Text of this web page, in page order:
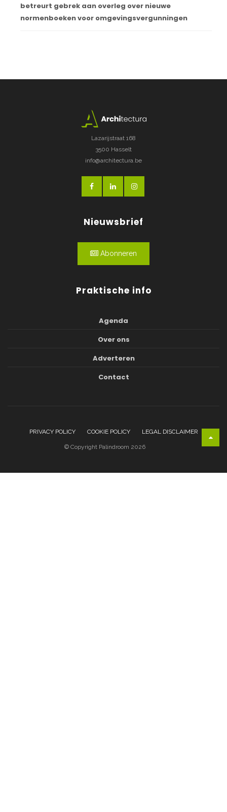
betreurt gebrek aan overleg over nieuwe
normenboeken voor omgevingsvergunningen
Lazarijstraat 168
3500 Hasselt
info@architectura.be
Nieuwsbrief
Abonneren
Praktische info
Agenda
Over ons
Adverteren
Contact
PRIVACY POLICY COOKIE POLICY LEGAL DISCLAIMER
© Copyright Palindroom 2026